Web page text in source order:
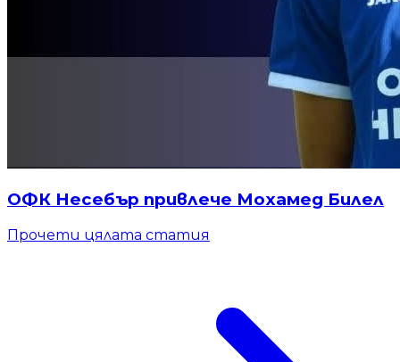
ОФК Несебър привлече Мохамед Билел
Прочети цялата статия